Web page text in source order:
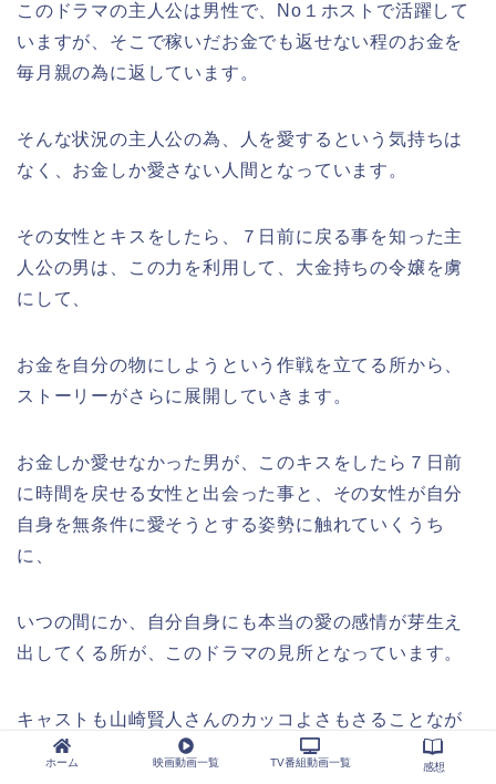
このドラマの主人公は男性で、No１ホストで活躍して
いますが、そこで稼いだお金でも返せない程のお金を
毎月親の為に返しています。
そんな状況の主人公の為、人を愛するという気持ちは
なく、お金しか愛さない人間となっています。
その女性とキスをしたら、７日前に戻る事を知った主
人公の男は、この力を利用して、大金持ちの令嬢を虜
にして、
お金を自分の物にしようという作戦を立てる所から、
ストーリーがさらに展開していきます。
お金しか愛せなかった男が、このキスをしたら７日前
に時間を戻せる女性と出会った事と、その女性が自分
自身を無条件に愛そうとする姿勢に触れていくうち
に、
いつの間にか、自分自身にも本当の愛の感情が芽生え
出してくる所が、このドラマの見所となっています。
キャストも山崎賢人さんのカッコよさもさることなが
ら、令嬢のフィアンセである新田真剣佑さんのイケメ
ホーム 映画動画一覧 TV番組動画一覧 感想